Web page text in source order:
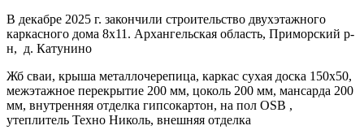
В декабре 2025 г. закончили строительство двухэтажного
каркасного дома 8х11. Архангельская область, Приморский р-
н, д. Катунино
Жб сваи, крыша металлочерепица, каркас сухая доска 150х50,
межэтажное перекрытие 200 мм, цоколь 200 мм, мансарда 200
мм, внутренняя отделка гипсокартон, на пол OSB ,
утеплитель Техно Николь, внешняя отделка